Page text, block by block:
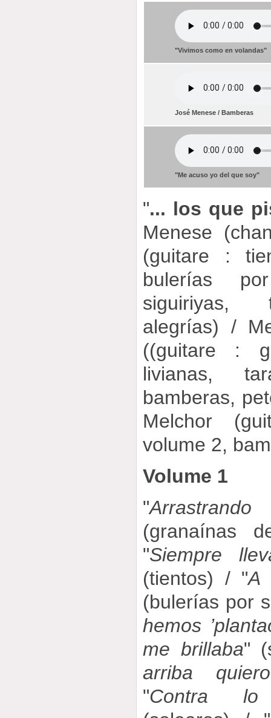
"Vivimos como en volandas"
José Menese / Bamberas
"Me acuso yo del que soy"
"... los que
Menese
(guitare :
bulerías
siguiriyas,
alegrías) /
((guitare :
livianas,
bamberas,
Melchor
volume 2,
Volume 1
"
(granaínas
"Siempre
(tientos) / "A
(bulerías por
hemos
me brillaba"
arriba
"Contra lo